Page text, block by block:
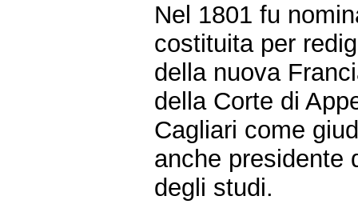
Nel 1801 fu
costituita per
della nuova
della Corte di
Cagliari come
anche presidente
degli studi.